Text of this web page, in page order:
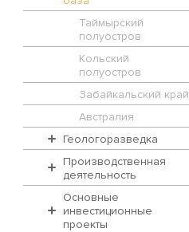
Таймырский
полуостров
Кольский
полуостров
Забайкальский край
Австралия
Геологоразведка
Производственная
деятельность
Основные
инвестиционные
проекты